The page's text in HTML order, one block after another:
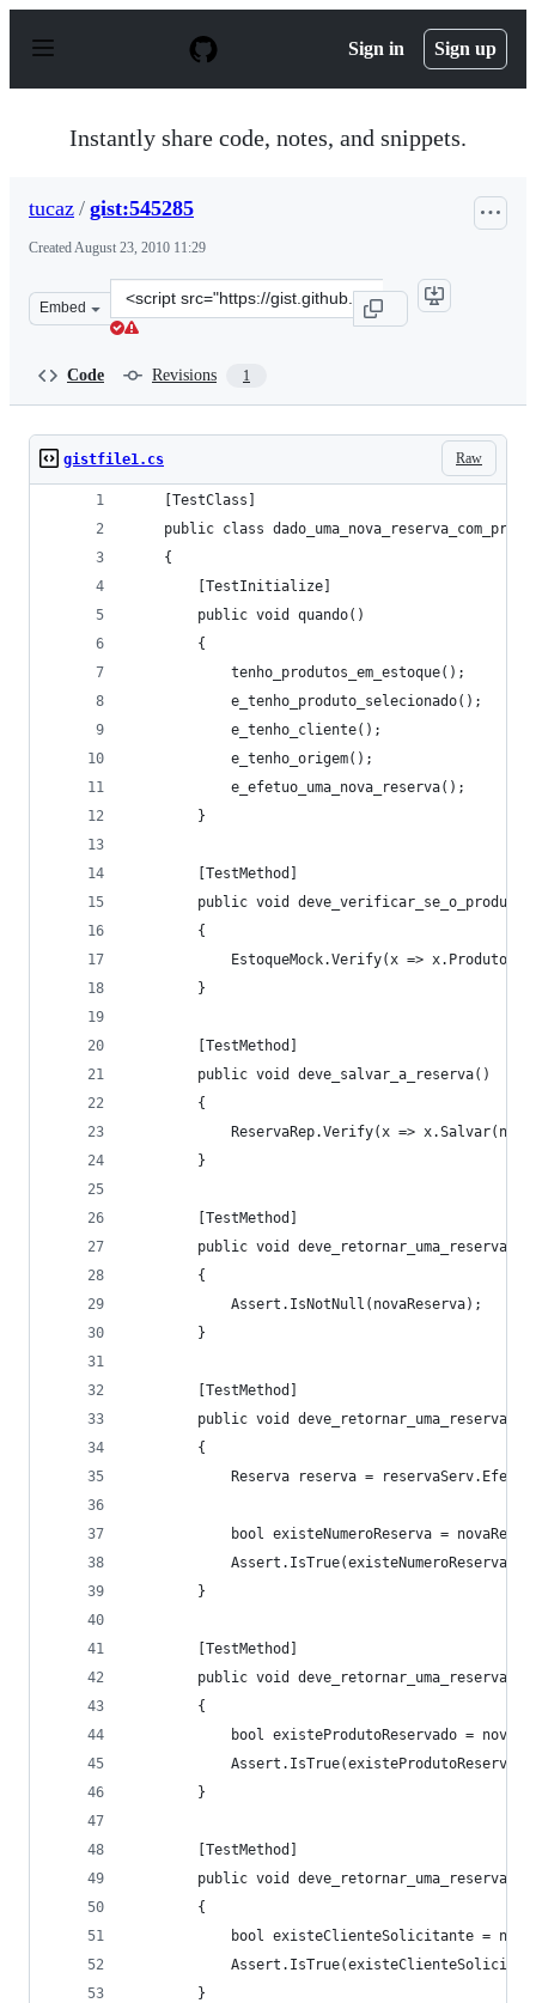
p
Sign in Sign up
Instantly share code, notes, and snippets.
tucaz / gist:545285
CreatedAugust 23, 2010 11:29
Embed
Clone
this
Code Revisions 1
Raw
gistfile1.cs
    [TestClass]
public class
    {
        [TestInitialize]
        public void quando()
        {
            tenho_produtos_em_estoque();
            e_tenho_produto_selecionado();
            e_tenho_cliente();
            e_tenho_origem();
            e_efetuo_uma_nova_reserva();
        }
        [TestMethod]
public void
        {
EstoqueMock.Verify(x =>
        }
        [TestMethod]
        public void deve_salvar_a_reserva()
        {
ReservaRep.Verify(x =>
        }
        [TestMethod]
        public void deve_retornar_uma_reserva()
        {
            Assert.IsNotNull(novaReserva);
        }
        [TestMethod]
public void
        {
Reserva reserva =
bool existeNumeroReserva =
            Assert.IsTrue(existeNumeroReserva);
        }
        [TestMethod]
public void
        {
bool existeProdutoReservado =
        }
        [TestMethod]
public void
        {
bool existeClienteSolicitante =
        }